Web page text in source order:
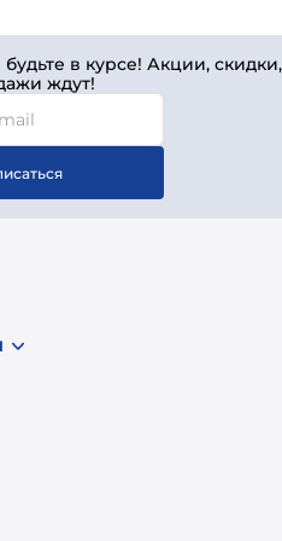
в курсе! Акции, скидки,
ждут!